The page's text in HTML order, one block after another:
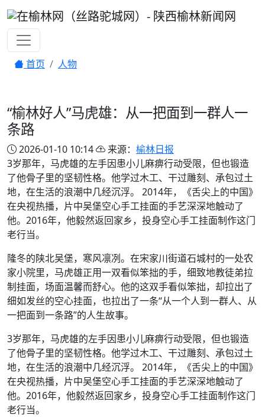
首页 人物
“榆林好人”马虎雄：从一把面到一群人一
条路
2026-01-10 10:14 来源： 榆林日报
3岁那年，马虎雄的左手因患小儿麻痹行动受限，但也锻造
了他骨子里的坚韧性格。他学过木工、干过雕刻、承包过土
地，在生活的浪潮中几经沉浮。 2014年，《舌尖上的中国》
在央视热播，片中吴堡空心手工挂面的手艺深深地触动了
他。2016年，他毅然返回家乡，投身空心手工挂面制作这门
老行当。
隆冬的陕北吴堡，寒风凛冽。在宋家川街道石城村的一处农
家小院里，马虎雄正用一双看似笨拙的手，细致地教徒弟拉
制挂面，场面温馨而舒心。他的这双手看似笨拙，却拉出了
细如发丝的空心挂面，也拉出了一条“从一个人到一群人、从
一把面到一条路”的人生故事。
3岁那年，马虎雄的左手因患小儿麻痹行动受限，但也锻造
了他骨子里的坚韧性格。他学过木工、干过雕刻、承包过土
地，在生活的浪潮中几经沉浮。 2014年，《舌尖上的中国》
在央视热播，片中吴堡空心手工挂面的手艺深深地触动了
他。2016年，他毅然返回家乡，投身空心手工挂面制作这门
老行当。